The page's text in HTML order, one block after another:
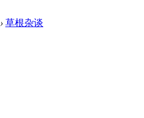
› 草根杂谈